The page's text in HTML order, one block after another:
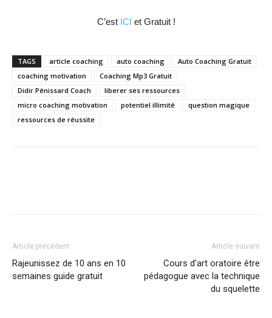
C’est ICI et Gratuit !
TAGS article coaching auto coaching
Auto Coaching Gratuit
coaching motivation
Coaching Mp3 Gratuit
Didir Pénissard Coach
liberer ses ressources
micro coaching motivation
potentiel illimité
question magique
ressources de réussite
Article précédent
Rajeunissez de 10 ans en 10
semaines guide gratuit
Article suivant
Cours d’art oratoire être
pédagogue avec la technique
du squelette